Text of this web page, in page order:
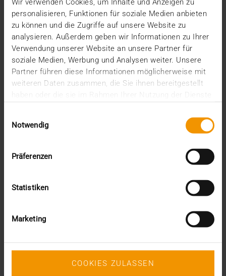
Wir verwenden Cookies, um Inhalte und Anzeigen zu
personalisieren, Funktionen für soziale Medien anbieten
zu können und die Zugriffe auf unsere Website zu
analysieren. Außerdem geben wir Informationen zu Ihrer
Verwendung unserer Website an unsere Partner für
soziale Medien, Werbung und Analysen weiter. Unsere
Partner führen diese Informationen möglicherweise mit
weiteren Daten zusammen, die Sie ihnen bereitgestellt
Notwendig
Präferenzen
Statistiken
Marketing
COOKIES ZULASSEN
Seit gut zwei Jahren ist JiveX Healthcare Content
Management (HCM) als digitales Archiv im…
VISUS HEALTH IT
MEHR ERFAHREN